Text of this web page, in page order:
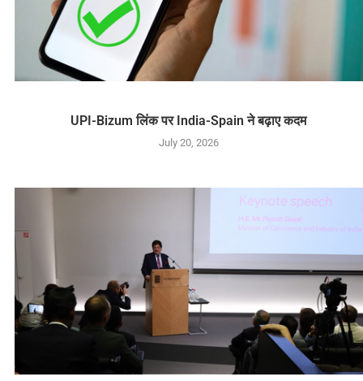
UPI-Bizum लिंक पर India-Spain ने बढ़ाए कदम
July 20, 2026